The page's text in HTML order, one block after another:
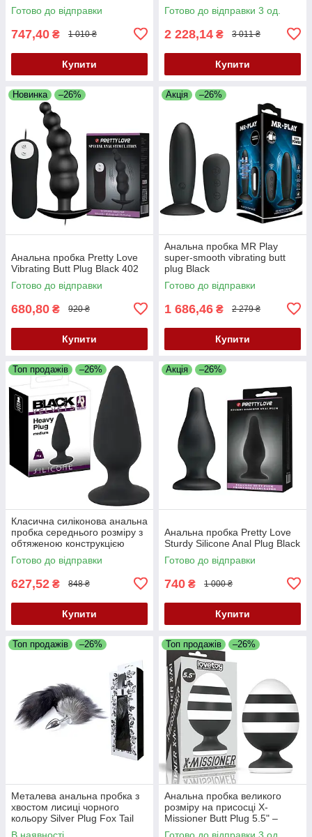
Готово до відправки
747,40 ₴ 1 010 ₴
Купити
Готово до відправки 3 од.
2 228,14 ₴ 3 011 ₴
Купити
Новинка –26%
Анальна пробка Pretty Love
Vibrating Butt Plug Black 402
Готово до відправки
680,80 ₴ 920 ₴
Купити
Акція –26%
Анальна пробка MR Play
super-smooth vibrating butt
plug Black
Готово до відправки
1 686,46 ₴ 2 279 ₴
Купити
Топ продажів –26%
Класична силіконова анальна
пробка середнього розміру з
обтяженою конструкцією
Black Velvets Heavy Plug
Medium
Готово до відправки
627,52 ₴ 848 ₴
Купити
Акція –26%
Анальна пробка Pretty Love
Sturdy Silicone Anal Plug Black
Готово до відправки
740 ₴ 1 000 ₴
Купити
Топ продажів –26%
Металева анальна пробка з
хвостом лисиці чорного
кольору Silver Plug Fox Tail
Black XXL
Топ продажів –26%
Анальна пробка великого
розміру на присосці X-
Missioner Butt Plug 5.5" –
елегантне задоволення з